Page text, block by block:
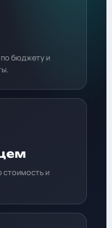
бюджету и
стоимость и